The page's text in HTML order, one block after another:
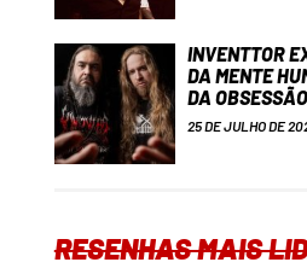
INVENTTOR
DA MENTE
DA
25 DE JULHO DE
RESENHAS MAIS